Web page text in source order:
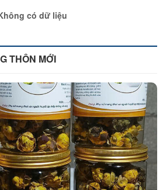
có dữ liệu
THÔN MỚI